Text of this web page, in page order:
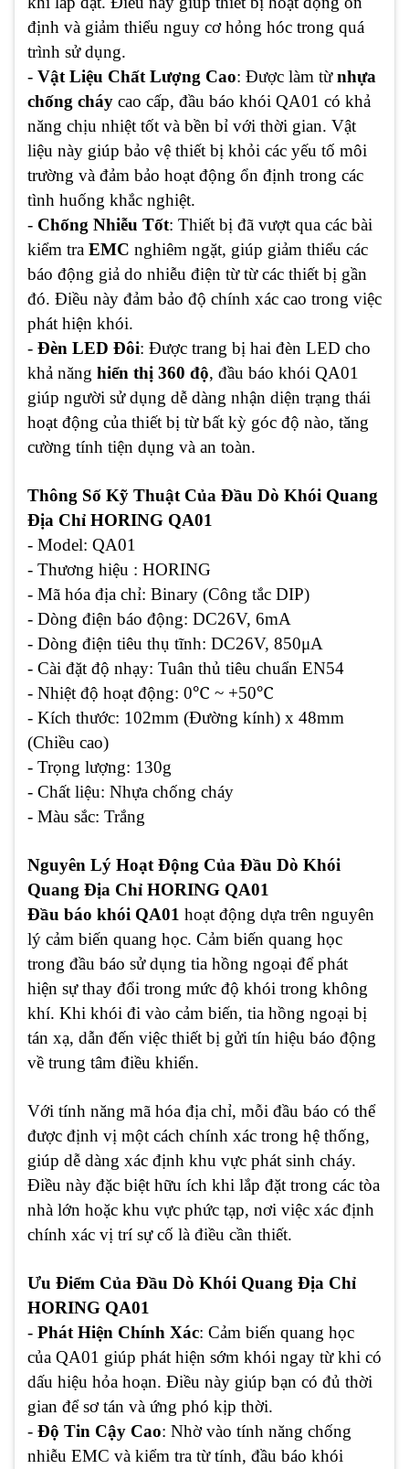
định và giảm thiểu nguy cơ hỏng hóc trong quá
trình sử dụng.
- Vật Liệu Chất Lượng Cao: Được làm từnhựa
chống cháy cao cấp, đầu báo khói QA01 có khả
năng chịu nhiệt tốt và bền bỉ với thời gian. Vật
liệu này giúp bảo vệ thiết bị khỏi các yếu tố môi
trường và đảm bảo hoạt động ổn định trong các
tình huống khắc nghiệt.
- Chống Nhiễu Tốt: Thiết bị đã vượt qua các bài
kiểm tra EMC nghiêm ngặt, giúp giảm thiểu các
báo động giả do nhiễu điện từ từ các thiết bị gần
đó. Điều này đảm bảo độ chính xác cao trong việc
phát hiện khói.
- Đèn LED Đôi: Được trang bị hai đèn LED cho
khả năng hiển thị 360 độ, đầu báo khói QA01
giúp người sử dụng dễ dàng nhận diện trạng thái
hoạt động của thiết bị từ bất kỳ góc độ nào, tăng
cường tính tiện dụng và an toàn.
Thông Số Kỹ Thuật Của Đầu Dò Khói Quang
Địa Chỉ HORING QA01
- Model: QA01
- Thương hiệu : HORING
- Mã hóa địa chỉ: Binary (Công tắc DIP)
- Dòng điện báo động: DC26V, 6mA
- Dòng điện tiêu thụ tĩnh: DC26V, 850μA
- Cài đặt độ nhạy: Tuân thủ tiêu chuẩn EN54
- Nhiệt độ hoạt động: 0℃ ~ +50℃
- Kích thước: 102mm (Đường kính) x 48mm
(Chiều cao)
- Trọng lượng: 130g
- Chất liệu: Nhựa chống cháy
- Màu sắc: Trắng
Nguyên Lý Hoạt Động Của Đầu Dò Khói
Quang Địa Chỉ HORING QA01
Đầu báo khói QA01 hoạt động dựa trên nguyên
lý cảm biến quang học. Cảm biến quang học
trong đầu báo sử dụng tia hồng ngoại để phát
hiện sự thay đổi trong mức độ khói trong không
khí. Khi khói đi vào cảm biến, tia hồng ngoại bị
tán xạ, dẫn đến việc thiết bị gửi tín hiệu báo động
về trung tâm điều khiển.
Với tính năng mã hóa địa chỉ, mỗi đầu báo có thể
được định vị một cách chính xác trong hệ thống,
giúp dễ dàng xác định khu vực phát sinh cháy.
Điều này đặc biệt hữu ích khi lắp đặt trong các tòa
nhà lớn hoặc khu vực phức tạp, nơi việc xác định
chính xác vị trí sự cố là điều cần thiết.
Ưu Điểm Của Đầu Dò Khói Quang Địa Chỉ
HORING QA01
- Phát Hiện Chính Xác: Cảm biến quang học
của QA01 giúp phát hiện sớm khói ngay từ khi có
dấu hiệu hỏa hoạn. Điều này giúp bạn có đủ thời
gian để sơ tán và ứng phó kịp thời.
- Độ Tin Cậy Cao: Nhờ vào tính năng chống
nhiễu EMC và kiểm tra từ tính, đầu báo khói